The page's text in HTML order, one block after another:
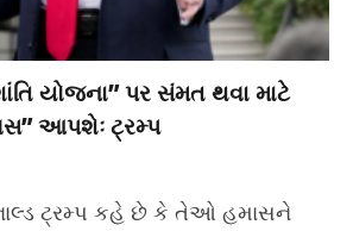
યોજના” પર સંમત થવા માટે
આપશેઃ ટ્રમ્પ
ટ્રમ્પ કહે છે કે તેઓ હમાસને